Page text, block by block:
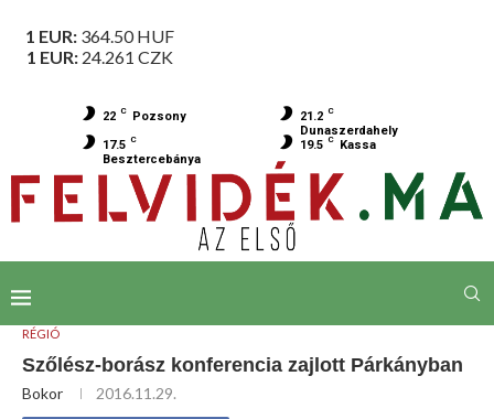
1 EUR: 364.50HUF
1 EUR: 24.261 CZK
22 C Pozsony 21.2 C
Dunaszerdahely
17.5 C
Besztercebánya
19.5 C Kassa
RÉGIÓ
Szőlész-borász konferencia zajlott Párkányban
Bokor 2016.11.29.